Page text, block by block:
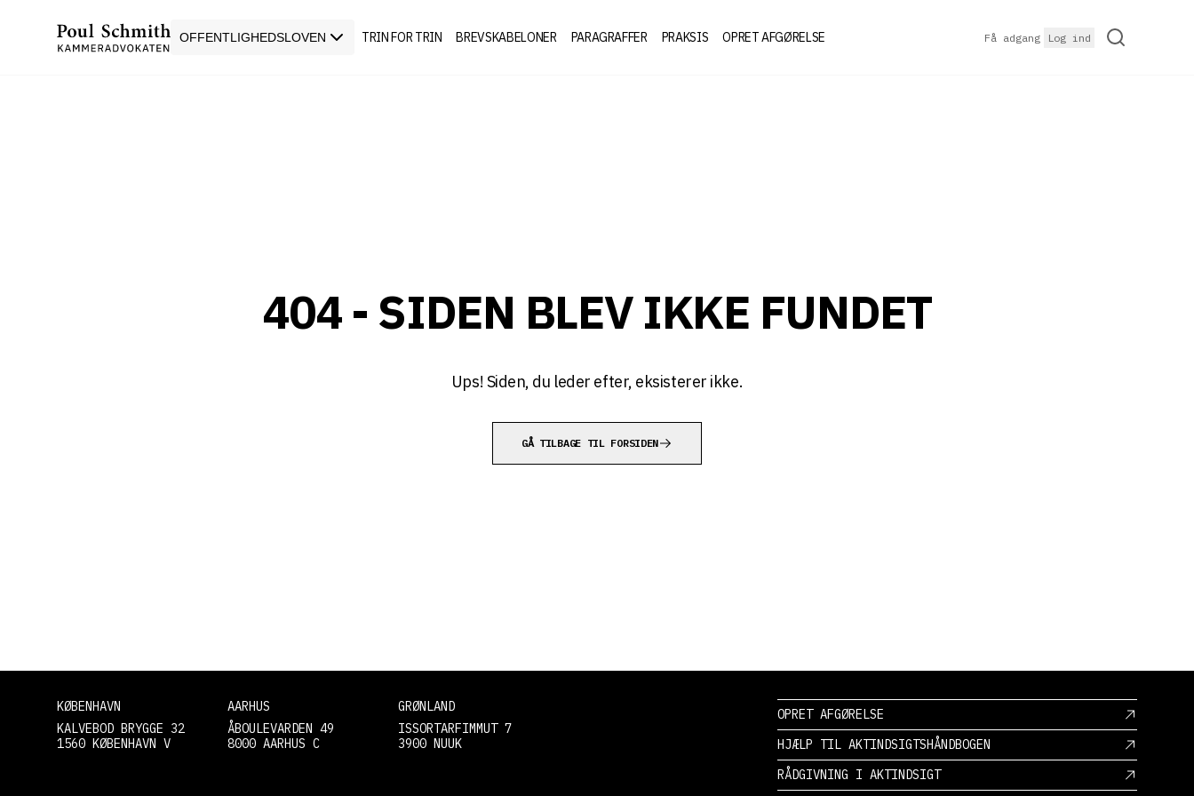
OFFENTLIGHEDSLOVEN TRIN FOR TRIN BREVSKABELONER PARAGRAFFER PRAKSIS OPRET AFGØRELSE Få adgang Log ind
404 - SIDEN BLEV IKKE FUNDET
Ups! Siden, du leder efter, eksisterer ikke.
GÅ TILBAGE TIL FORSIDEN
KØBENHAVN
KALVEBOD BRYGGE 32
1560 KØBENHAVN V
AARHUS
ÅBOULEVARDEN 49
8000 AARHUS C
GRØNLAND
ISSORTARFIMMUT 7
3900 NUUK
OPRET AFGØRELSE
HJÆLP TIL AKTINDSIGTSHÅNDBOGEN
RÅDGIVNING I AKTINDSIGT